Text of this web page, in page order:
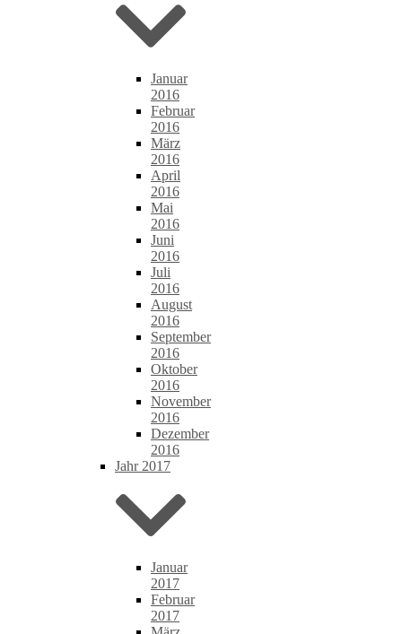
Januar
2016
Februar
2016
März
2016
April
2016
Mai
2016
Juni
2016
Juli
2016
August
2016
September
2016
Oktober
2016
November
2016
Dezember
2016
Jahr 2017
Januar
2017
Februar
2017